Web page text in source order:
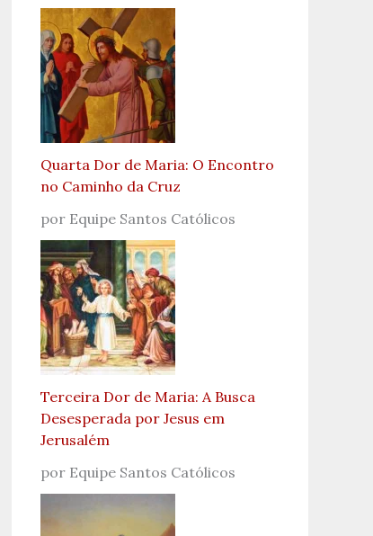
Quarta Dor de Maria: O Encontro
no Caminho da Cruz
por Equipe Santos Católicos
Terceira Dor de Maria: A Busca
Desesperada por Jesus em
Jerusalém
por Equipe Santos Católicos